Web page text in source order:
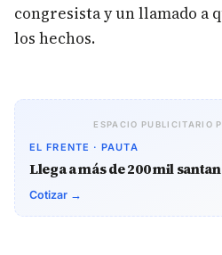
congresista y un llamado a
los hechos.
ESPACIO PUBLICITARIO
EL FRENTE · PAUTA
Llega a más de 200 mil
Cotizar →